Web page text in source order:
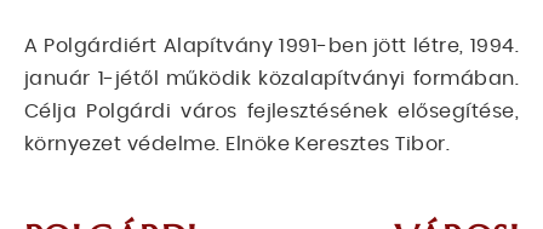
A Polgárdiért Alapítvány 1991-ben jött létre, 1994.
január 1-jétől működik közalapítványi formában.
Célja Polgárdi város fejlesztésének elősegítése,
környezet védelme. Elnöke Keresztes Tibor.